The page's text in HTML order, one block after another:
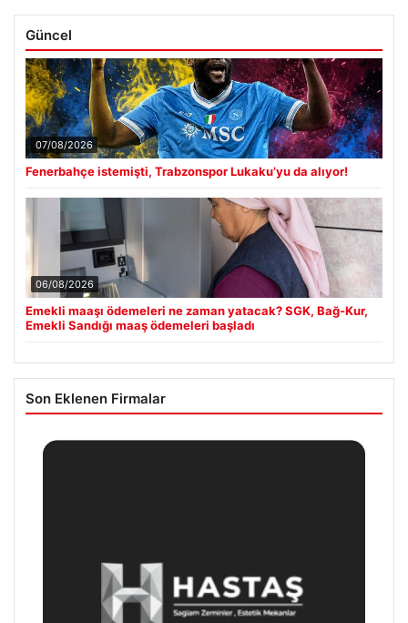
Güncel
07/08/2026
Fenerbahçe istemişti, Trabzonspor Lukaku’yu da alıyor!
06/08/2026
Emekli maaşı ödemeleri ne zaman yatacak? SGK, Bağ-Kur,
Emekli Sandığı maaş ödemeleri başladı
Son Eklenen Firmalar